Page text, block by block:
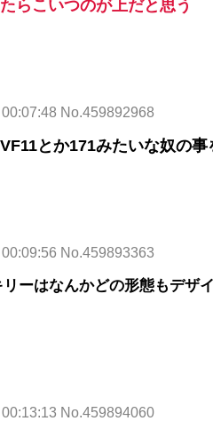
らこいつのが上だと思う
No.459892968
とか171みたいな奴の事
No.459893363
ーはなんかどの形態もデザ
No.459894060